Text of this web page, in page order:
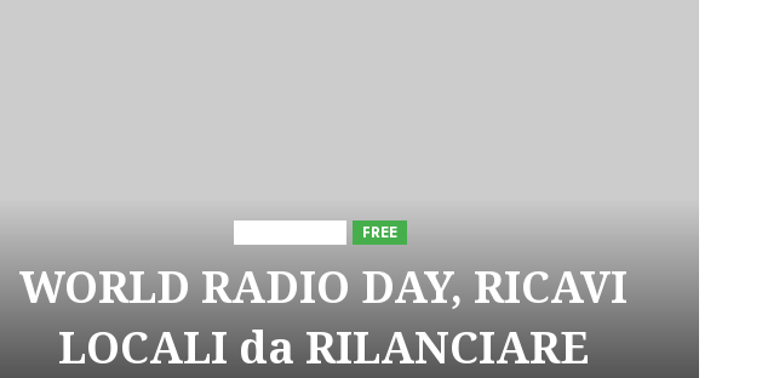
FREE
WORLD RADIO DAY, RICAVI
LOCALI da RILANCIARE